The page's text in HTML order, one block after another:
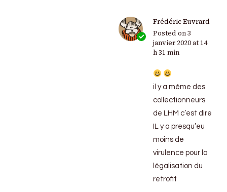
Frédéric Euvrard
Posted on3
janvier 2020 at 14
h 31 min
il y a même des
collectionneurs
de LHM c’est dire
IL y a presqu’eu
moins de
virulence pour la
légalisation du
retrofit